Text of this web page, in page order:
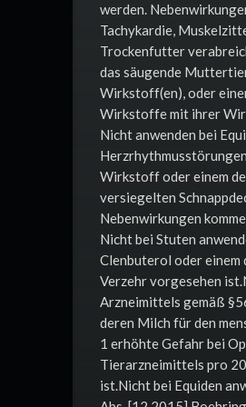
werden.
Tachykardie,
Trockenfutter
das säugende
Wirkstoff(en), oder
Wirkstoffe mit ihrer
Nicht anwenden bei
Wirkstoff oder einem
versiegelten
Nebenwirkungen
Nicht bei Stuten
Clenbuterol oder einem
Verzehr vorgesehen
Arzneimittels gemäß
deren Milch für den
1 erhöhte Gefahr bei
Tierarzneimittels pro
ist.Nicht bei Equiden